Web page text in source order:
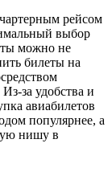
рейсом
выбор
можно не
билеты на
за удобства и
авиабилетов
популярнее, а
нишу в